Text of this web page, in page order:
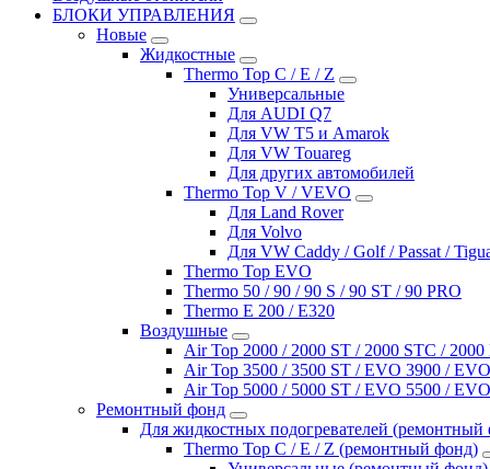
БЛОКИ УПРАВЛЕНИЯ
Новые
Жидкостные
Thermo Top C / E / Z
Универсальные
Для AUDI Q7
Для VW T5 и Amarok
Для VW Touareg
Для других автомобилей
Thermo Top V / VEVO
Для Land Rover
Для Volvo
Для VW Caddy / Golf / Passat /
Thermo Top EVO
Thermo 50 / 90 / 90 S / 90 ST / 90 PRO
Thermo E 200 / E320
Воздушные
Air Top 2000 / 2000 ST / 2000 STC /
Air Top 3500 / 3500 ST / EVO 3900 /
Air Top 5000 / 5000 ST / EVO 5500 /
Ремонтный фонд
Для жидкостных подогревателей (ремонтный
Thermo Top C / E / Z (ремонтный фонд)